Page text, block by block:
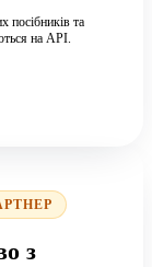
посібників та
на API.
з